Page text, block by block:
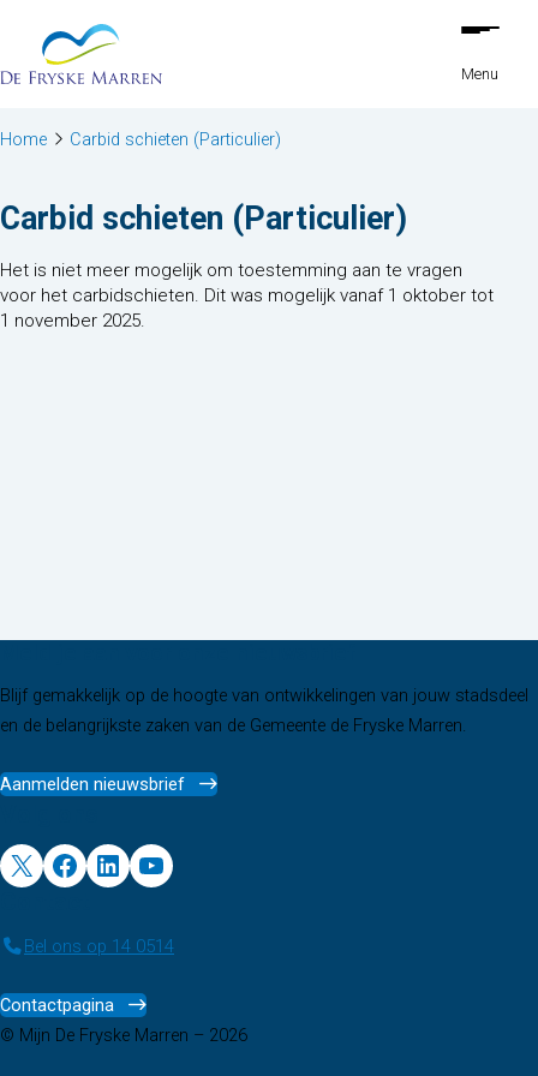
Ga naar de inhoud
Menu
Home Carbid schieten (Particulier)
Carbid schieten (Particulier)
Het is niet meer mogelijk om toestemming aan te vragen
voor het carbidschieten. Dit was mogelijk vanaf 1 oktober tot
1 november 2025.
Blijf gemakkelijk op de hoogte van ontwikkelingen van jouw stadsdeel
en de belangrijkste zaken van de Gemeente de Fryske Marren.
Aanmelden nieuwsbrief
X Facebook LinkedIn YouTube
Bel ons op 14 0514
Contactpagina
© Mijn De Fryske Marren – 2026